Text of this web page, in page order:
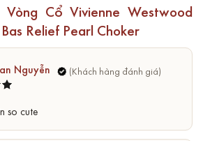
Vòng Cổ Vivienne Westwood
Relief Pearl Choker
Nguyễn
so cute